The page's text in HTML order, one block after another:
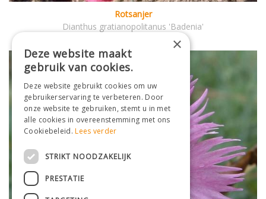
Rotsanjer
Dianthus gratianopolitanus 'Badenia'
×
Deze website maakt
gebruik van cookies.
Deze website gebruikt cookies om uw
gebruikerservaring te verbeteren. Door
onze website te gebruiken, stemt u in met
alle cookies in overeenstemming met ons
Cookiebeleid.Lees verder
STRIKT NOODZAKELIJK
PRESTATIE